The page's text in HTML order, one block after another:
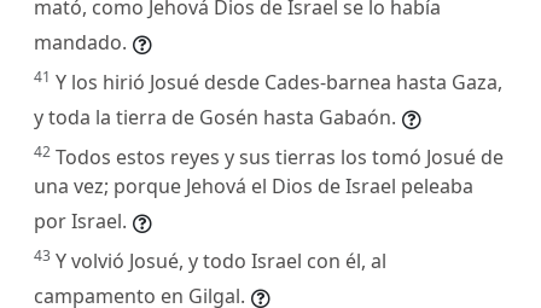
mató, como Jehová Dios de Israel se lo había
mandado.
41 Y los hirió Josué desde Cades-barnea hasta Gaza,
y toda la tierra de Gosén hasta Gabaón.
42 Todos estos reyes y sus tierras los tomó Josué de
una vez; porque Jehová el Dios de Israel peleaba
por Israel.
43 Y volvió Josué, y todo Israel con él, al
campamento en Gilgal.